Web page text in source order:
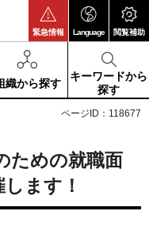
緊急情報 Language 閲覧補助
織から探す
キーワードから
探す
ページID：118677
ための就職面
ます！